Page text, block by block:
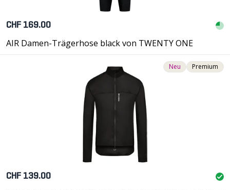
CHF 169.00
AIR Damen-Trägerhose black von TWENTY ONE
Neu Premium
CHF 139.00